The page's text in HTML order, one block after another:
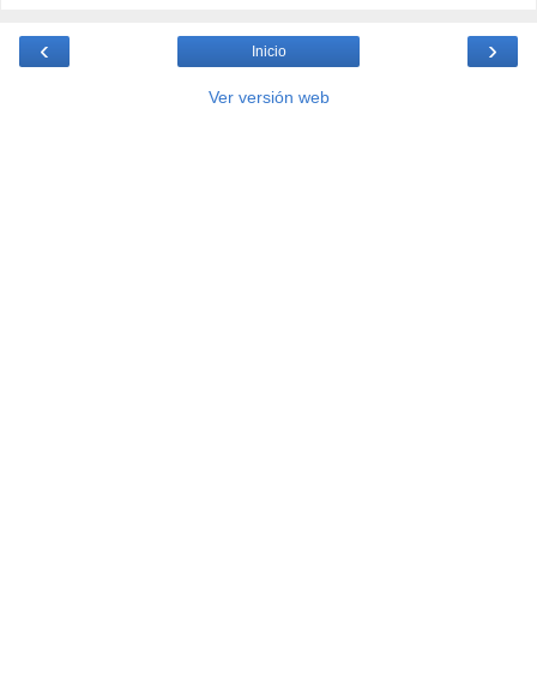
‹ ›
Inicio
Ver versión web